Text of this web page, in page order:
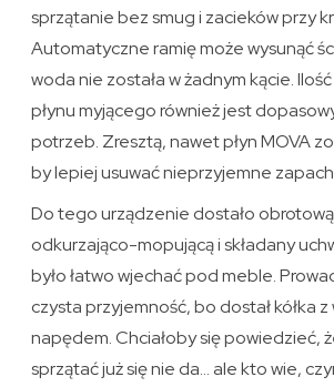
sprzątanie bez smug i zacieków przy
Automatyczne ramię może wysunąć
woda nie została w żadnym kącie.
płynu myjącego również jest
potrzeb. Zresztą, nawet płyn MOVA
by lepiej usuwać nieprzyjemne
Do tego urządzenie dostało
odkurzająco-mopującą i składany
było łatwo wjechać pod meble.
czysta przyjemność, bo dostał kółka z
napędem. Chciałoby się powiedzieć,
sprzątać już się nie da… ale kto wie,